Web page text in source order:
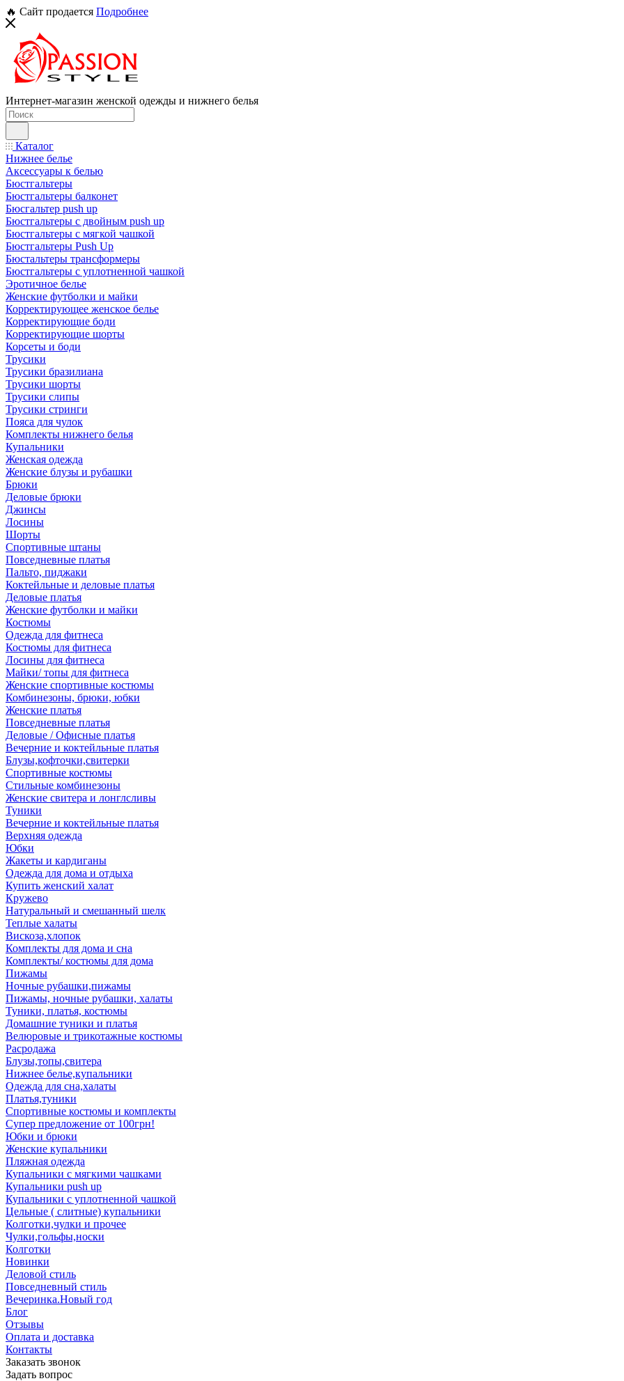
🔥 Сайт продается Подробнее
Интернет-магазин женской одежды и нижнего белья
Каталог
Нижнее белье
Аксессуары к белью
Бюстгальтеры
Бюстгальтеры балконет
Бюсгальтер push up
Бюстгальтеры с двойным push up
Бюстгальтеры с мягкой чашкой
Бюстгальтеры Push Up
Бюстальтеры трансформеры
Бюстгальтеры с уплотненной чашкой
Эротичное белье
Женские футболки и майки
Корректирующее женское белье
Корректирующие боди
Корректирующие шорты
Корсеты и боди
Трусики
Трусики бразилиана
Трусики шорты
Трусики слипы
Трусики стринги
Пояса для чулок
Комплекты нижнего белья
Купальники
Женская одежда
Женские блузы и рубашки
Брюки
Деловые брюки
Джинсы
Лосины
Шорты
Спортивные штаны
Повседневные платья
Пальто, пиджаки
Коктейльные и деловые платья
Деловые платья
Женские футболки и майки
Костюмы
Одежда для фитнеса
Костюмы для фитнеса
Лосины для фитнеса
Майки/ топы для фитнеса
Женские спортивные костюмы
Комбинезоны, брюки, юбки
Женские платья
Повседневные платья
Деловые / Офисные платья
Вечерние и коктейльные платья
Блузы,кофточки,свитерки
Спортивные костюмы
Стильные комбинезоны
Женские свитера и лонглсливы
Туники
Вечерние и коктейльные платья
Верхняя одежда
Юбки
Жакеты и кардиганы
Одежда для дома и отдыха
Купить женский халат
Кружево
Натуральный и смешанный шелк
Теплые халаты
Вискоза,хлопок
Комплекты для дома и сна
Комплекты/ костюмы для дома
Пижамы
Ночные рубашки,пижамы
Пижамы, ночные рубашки, халаты
Туники, платья, костюмы
Домашние туники и платья
Велюровые и трикотажные костюмы
Расродажа
Блузы,топы,свитера
Нижнее белье,купальники
Одежда для сна,халаты
Платья,туники
Спортивные костюмы и комплекты
Супер предложение от 100грн!
Юбки и брюки
Женские купальники
Пляжная одежда
Купальники с мягкими чашками
Купальники push up
Купальники с уплотненной чашкой
Цельные ( слитные) купальники
Колготки,чулки и прочее
Чулки,гольфы,носки
Колготки
Новинки
Деловой стиль
Повседневный стиль
Вечеринка.Новый год
Блог
Отзывы
Оплата и доставка
Контакты
Заказать звонок
Задать вопрос